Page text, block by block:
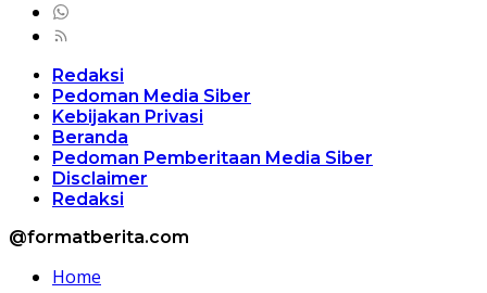
Redaksi
Pedoman Media Siber
Kebijakan Privasi
Beranda
Pedoman Pemberitaan Media Siber
Disclaimer
Redaksi
@formatberita.com
Home